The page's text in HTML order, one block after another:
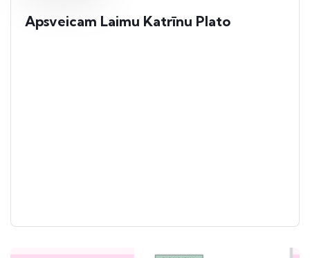
Apsveicam Laimu Katrīnu Plato